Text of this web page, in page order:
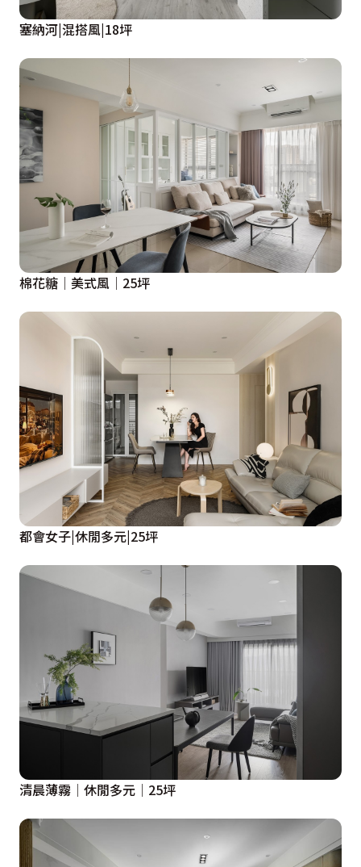
塞納河|混搭風|18坪
棉花糖│美式風│25坪
都會女子|休閒多元|25坪
清晨薄霧│休閒多元│25坪